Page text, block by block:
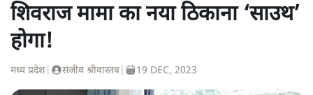
शिवराज मामा का नया ठिकाना ‘साउथ’
होगा!
मध्य प्रदेश संजीव श्रीवास्तव 19 DEC, 2023